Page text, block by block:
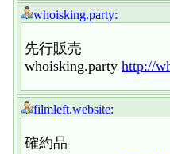
whoisking.party:
先行販売
whoisking.party http://
filmleft.website:
確約品